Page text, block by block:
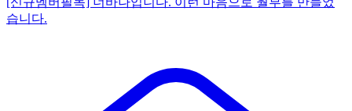
습니다.